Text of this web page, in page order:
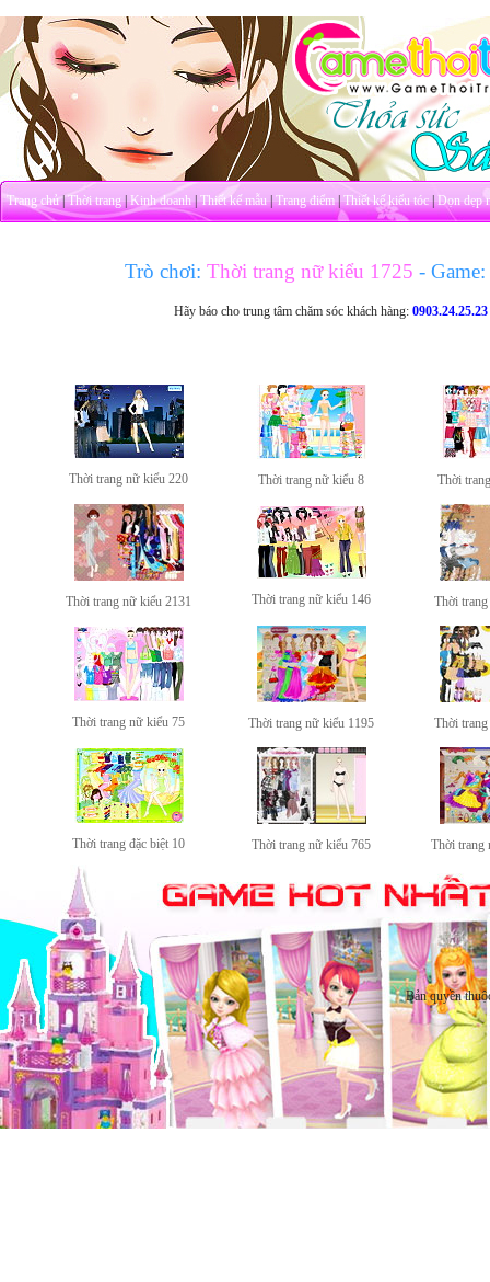
Trang chủ|Thời trang|Kinh doanh|Thiết kế mẫu|Trang điểm|Thiết kế kiểu tóc|Dọn dẹp
Trò chơi: Thời trang nữ kiểu 1725- Game:
Hãy báo cho trung tâm chăm sóc khách hàng:0903.24.25.23
Thời trang nữ kiểu 220 Thời trang nữ kiểu 8 Thời
Thời trang nữ kiểu 2131 Thời trang nữ kiểu 146 Thời trang
Thời trang nữ kiểu 75 Thời trang nữ kiểu 1195 Thời trang
Thời trang đặc biệt 10 Thời trang nữ kiểu 765 Thời trang
Bản quyền